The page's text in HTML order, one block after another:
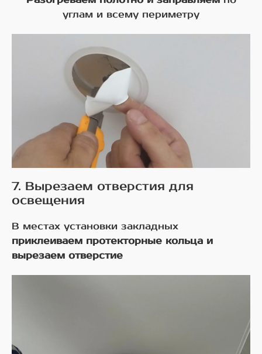
углам и всему периметру
7. Вырезаем отверстия для
освещения
В местах установки закладных
приклеиваем протекторные кольца и
вырезаем отверстие